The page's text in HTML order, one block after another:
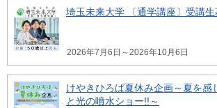
埼玉未来大学 〔通学講座〕受講生
2026年7月6日～2026年10月6日
けやきひろば夏休み企画～夏を感
と光の噴水ショー!!～